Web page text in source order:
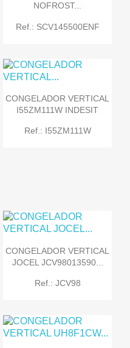
NOFROST...
Ref.: SCV145500ENF
CONGELADOR VERTICAL
I55ZM111W INDESIT
Ref.: I55ZM111W
CONGELADOR VERTICAL
JOCEL JCV98013590...
Ref.: JCV98